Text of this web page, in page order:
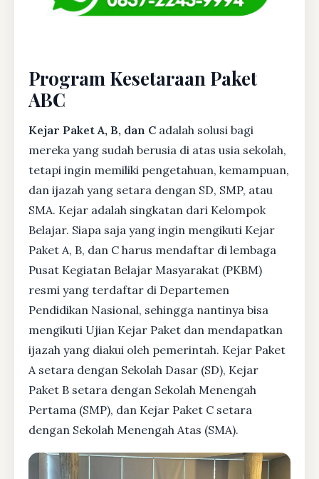
Program Kesetaraan Paket
ABC
Kejar Paket A, B, dan C adalah solusi bagi
mereka yang sudah berusia di atas usia sekolah,
tetapi ingin memiliki pengetahuan, kemampuan,
dan ijazah yang setara dengan SD, SMP, atau
SMA. Kejar adalah singkatan dari Kelompok
Belajar. Siapa saja yang ingin mengikuti Kejar
Paket A, B, dan C harus mendaftar di lembaga
Pusat Kegiatan Belajar Masyarakat (PKBM)
resmi yang terdaftar di Departemen
Pendidikan Nasional, sehingga nantinya bisa
mengikuti Ujian Kejar Paket dan mendapatkan
ijazah yang diakui oleh pemerintah. Kejar Paket
A setara dengan Sekolah Dasar (SD), Kejar
Paket B setara dengan Sekolah Menengah
Pertama (SMP), dan Kejar Paket C setara
dengan Sekolah Menengah Atas (SMA).